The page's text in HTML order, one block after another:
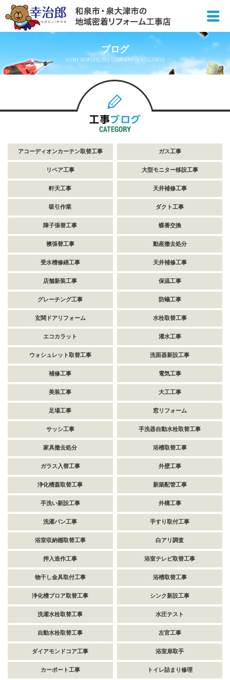
ブログ
HOME REMODELING COMPANY by KOUJIROU
アコーディオンカーテン取替工事 ガス工事
リペア工事 大型モニター移設工事
軒天工事 天井補修工事
吸引作業 ダクト工事
障子張替工事 蝶番交換
襖張替工事 動産撤去処分
受水槽修繕工事 天井補修工事
店舗新装工事 保温工事
グレーチング工事 防蟻工事
玄関ドアリフォーム 水栓取替工事
エコカラット 灌水工事
ウォシュレット取替工事 洗面器新設工事
補修工事 電気工事
美装工事 大工工事
足場工事 窓リフォーム
サッシ工事 手洗器自動水栓取替工事
家具撤去処分 浴槽取替工事
ガラス入替工事 外壁工事
浄化槽蓋取替工事 新築配管工事
手洗い新設工事 外構工事
洗濯パン工事 手すり取付工事
浴室収納棚取替工事 白アリ調査
押入造作工事 浴室テレビ取替工事
物干し金具取付工事 浴槽取替工事
浄化槽ブロア取替工事 シンク新設工事
洗濯水栓取替工事 水圧テスト
自動水栓取替工事 左官工事
ダイアモンドコア工事 浴室扉取手
カーポート工事 トイレ詰まり修理